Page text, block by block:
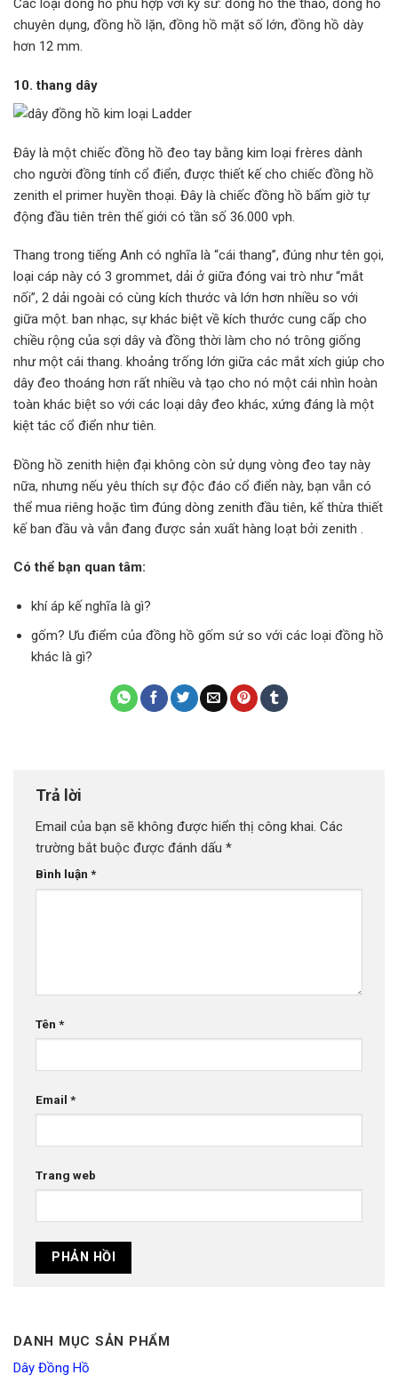
Các loại đồng hồ phù hợp với kỹ sư: đồng hồ thể thao, đồng hồ
chuyên dụng, đồng hồ lặn, đồng hồ mặt số lớn, đồng hồ dày
hơn 12 mm.
10. thang dây
Đây là một chiếc đồng hồ đeo tay bằng kim loại frères dành
cho người đồng tính cổ điển, được thiết kế cho chiếc đồng hồ
zenith el primer huyền thoại. Đây là chiếc đồng hồ bấm giờ tự
động đầu tiên trên thế giới có tần số 36.000 vph.
Thang trong tiếng Anh có nghĩa là “cái thang”, đúng như tên gọi,
loại cáp này có 3 grommet, dải ở giữa đóng vai trò như “mắt
nối”, 2 dải ngoài có cùng kích thước và lớn hơn nhiều so với
giữa một. ban nhạc, sự khác biệt về kích thước cung cấp cho
chiều rộng của sợi dây và đồng thời làm cho nó trông giống
như một cái thang. khoảng trống lớn giữa các mắt xích giúp cho
dây đeo thoáng hơn rất nhiều và tạo cho nó một cái nhìn hoàn
toàn khác biệt so với các loại dây đeo khác, xứng đáng là một
kiệt tác cổ điển như tiên.
Đồng hồ zenith hiện đại không còn sử dụng vòng đeo tay này
nữa, nhưng nếu yêu thích sự độc đáo cổ điển này, bạn vẫn có
thể mua riêng hoặc tìm đúng dòng zenith đầu tiên, kế thừa thiết
kế ban đầu và vẫn đang được sản xuất hàng loạt bởi zenith .
Có thể bạn quan tâm:
khí áp kế nghĩa là gì?
gốm? Ưu điểm của đồng hồ gốm sứ so với các loại đồng hồ
khác là gì?
Trả lời
Email của bạn sẽ không được hiển thị công khai. Các
trường bắt buộc được đánh dấu *
Bình luận *
Tên *
Email *
Trang web
DANH MỤC SẢN PHẨM
Dây Đồng Hồ